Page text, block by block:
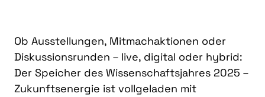
Ob Ausstellungen, Mitmachaktionen oder
Diskussionsrunden – live, digital oder hybrid:
Der Speicher des Wissenschaftsjahres 2025 –
Zukunftsenergie ist vollgeladen mit